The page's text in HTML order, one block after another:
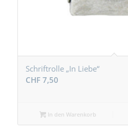
Schriftrolle „In Liebe“
CHF7,50
In den Warenkorb